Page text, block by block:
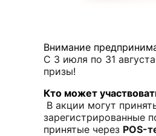
Внимание
С 3 июля по 31
призы!
Кто может
В акции могут
зарегистрированные
принятые через POS-